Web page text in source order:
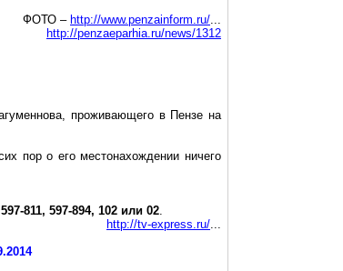
ФОТО – http://www.penzainform.ru/...
http://penzaeparhia.ru/news/1312
, проживающего в Пензе на
пор о его местонахождении ничего
597-811, 597-894, 102 или 02.
http://tv-express.ru/...